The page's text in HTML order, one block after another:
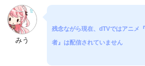
みう
残念ながら現在、dTVではアニメ
者』は配信されていません